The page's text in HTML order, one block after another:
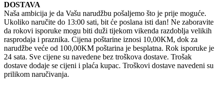
DOSTAVA
Naša ambicija je da Vašu narudžbu pošaljemo što je prije moguće.
Ukoliko naručite do 13:00 sati, bit će poslana isti dan! Ne zaboravite
da rokovi isporuke mogu biti duži tijekom vikenda razdoblja velikih
rasprodaja i praznika. Cijena poštarine iznosi 10,00KM, dok za
narudžbe veće od 100,00KM poštarina je besplatna. Rok isporuke je
24 sata. Sve cijene su navedene bez troškova dostave. Trošak
dostave dodaje se cijeni i plaća kupac. Troškovi dostave navedeni su
prilikom naručivanja.